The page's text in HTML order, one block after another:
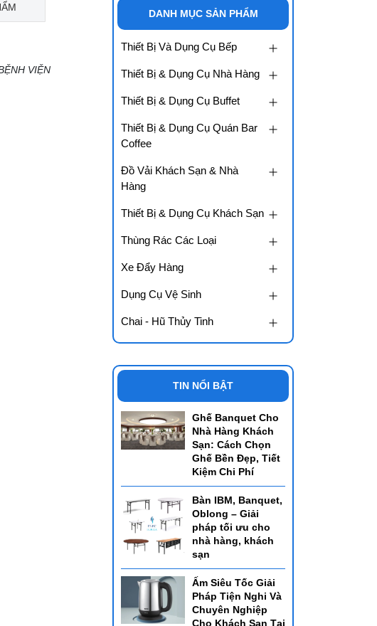
VIỆN
DANH MỤC SẢN PHẨM
Thiết Bị Và Dụng Cụ Bếp
Thiết Bị & Dụng Cụ Nhà Hàng
Thiết Bị & Dụng Cụ Buffet
Thiết Bị & Dụng Cụ Quán Bar
Coffee
Đồ Vải Khách Sạn & Nhà
Hàng
Thiết Bị & Dụng Cụ Khách Sạn
Thùng Rác Các Loại
Xe Đẩy Hàng
Dụng Cụ Vệ Sinh
Chai - Hũ Thủy Tinh
TIN NỔI BẬT
Ghế Banquet Cho
Nhà Hàng Khách
Sạn: Cách Chọn
Ghế Bền Đẹp, Tiết
Kiệm Chi Phí
Bàn IBM, Banquet,
Oblong – Giải
pháp tối ưu cho
nhà hàng, khách
sạn
Ấm Siêu Tốc Giải
Pháp Tiện Nghi Và
Chuyên Nghiệp
Cho Khách Sạn Tại